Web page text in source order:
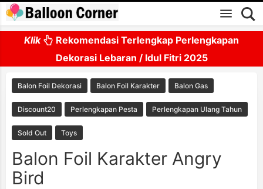
Skip to main content
Klik
Rekomendasi Terlengkap Perlengkapan
Dekorasi Lebaran / Idul Fitri 2025
Balon Foil Dekorasi Balon Foil Karakter Balon Gas
Discount20 Perlengkapan Pesta Perlengkapan Ulang Tahun
Sold Out Toys
Balon Foil Karakter Angry
Bird